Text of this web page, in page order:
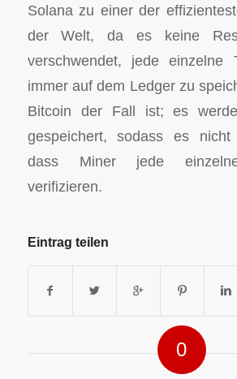
Solana zu einer der
der Welt, da es keine
verschwendet, jede einzelne
immer auf dem Ledger zu
Bitcoin der Fall ist; es
gespeichert, sodass es nicht
dass Miner jede
verifizieren.
Eintrag teilen
0